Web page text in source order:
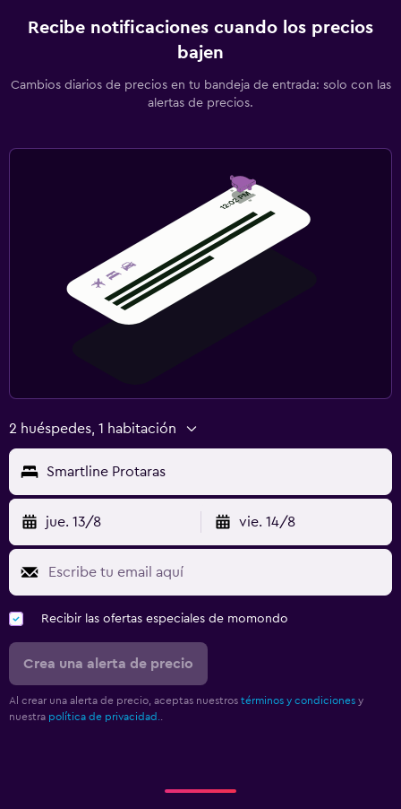
Lavandería
Servicios de lavandería/tintorería
Zona de trabajo
Fax/fotocopiadora
Caja fuerte para laptops
Estacionamiento y transporte
Estacionamiento gratuito
Gimnasio
Gimnasio
Tenis
Recibe notificaciones cuando los precios
bajen
Cambios diarios de precios en tu bandeja de entrada: solo con las
alertas de precios.
2 huéspedes, 1 habitación
Smartline Protaras
jue. 13/8 vie. 14/8
Recibir las ofertas especiales de momondo
Crea una alerta de precio
Al crear una alerta de precio, aceptas nuestros términos y condiciones y
nuestra política de privacidad.